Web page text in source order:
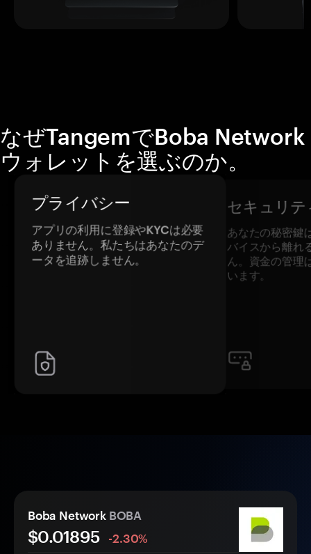
なぜTangemでBoba Network
ウォレットを選ぶのか。
プライバシー
アプリの利用に登録やKYCは必要
ありません。私たちはあなたのデ
ータを追跡しません。
セキュリテ
あなたの秘密鍵
バイスから離れ
ん。資金の管理
います。
Boba Network BOBA
$0.01895 -2.30%